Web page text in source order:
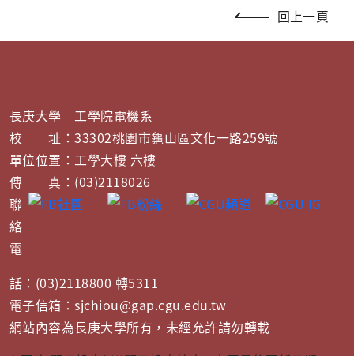
回上一頁
長庚大學 工學院電機系
校 址：33302桃園市龜山區文化一路259號
單位位置：工學大樓 六樓
傳 真：(03)2118026
聯
絡
電
話：(03)2118800 轉5311
電子信箱：sjchiou@gap.cgu.edu.tw
網站內容為長庚大學所有，未經允許請勿轉載